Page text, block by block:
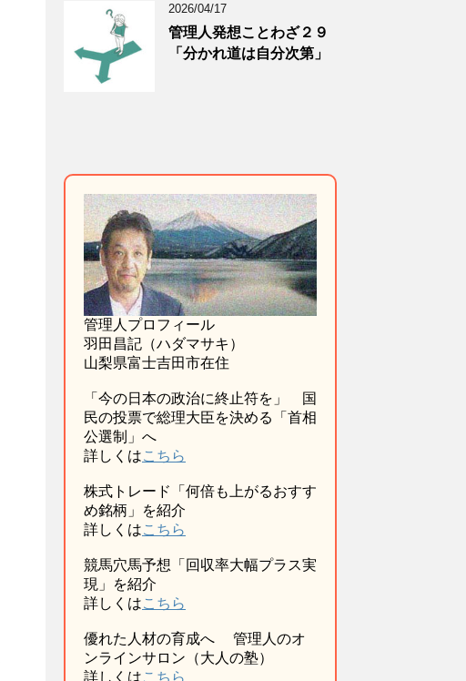
2026/04/17
管理人発想ことわざ２９
「分かれ道は自分次第」
管理人プロフィール
羽田昌記（ハダマサキ）
山梨県富士吉田市在住
「今の日本の政治に終止符を」 国
民の投票で総理大臣を決める「首相
公選制」へ
詳しくはこちら
株式トレード「何倍も上がるおすす
め銘柄」を紹介
詳しくはこちら
競馬穴馬予想「回収率大幅プラス実
現」を紹介
詳しくはこちら
優れた人材の育成へ 管理人のオ
ンラインサロン（大人の塾）
詳しくはこちら